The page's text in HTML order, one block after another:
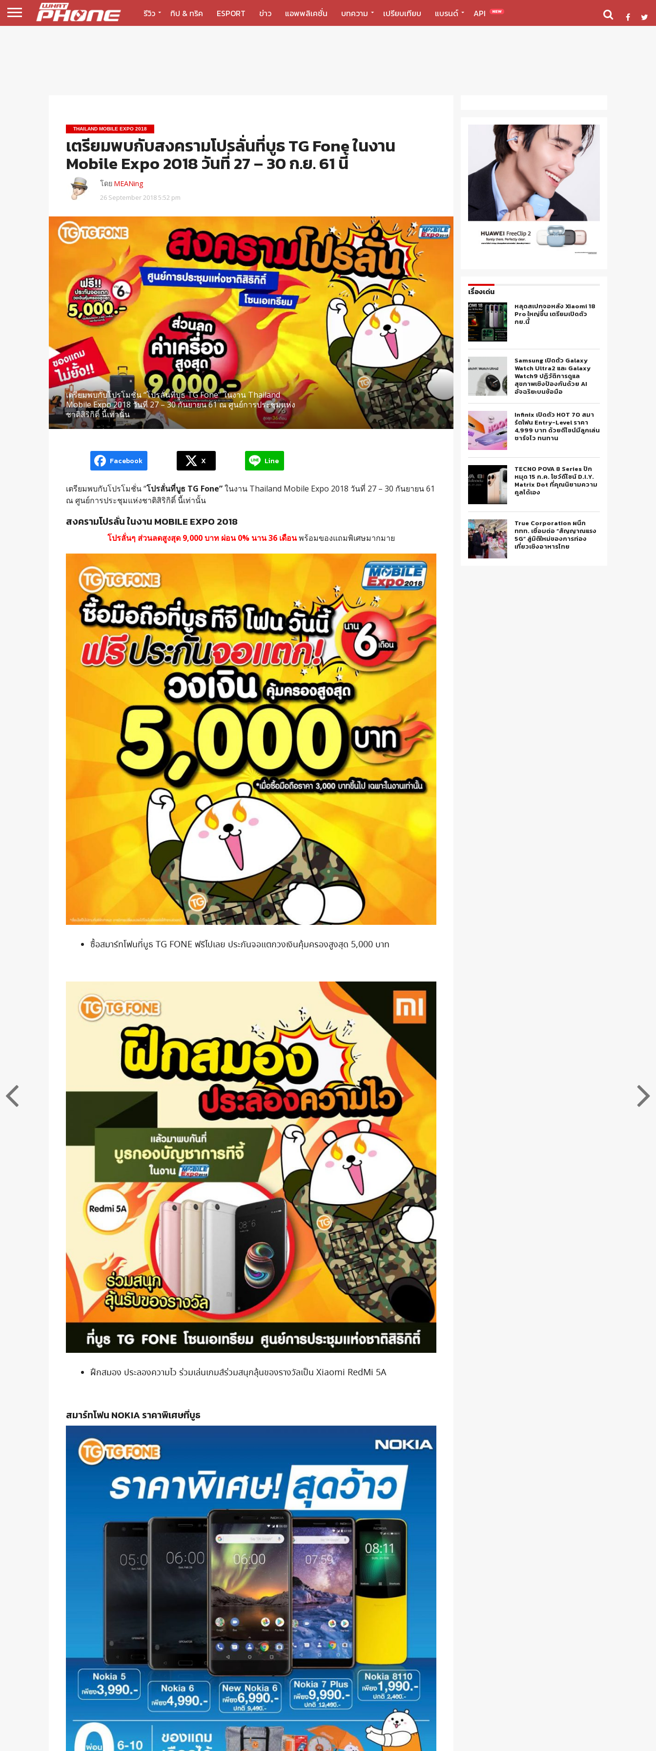
รีวิว ทิป & ทริค ESPORT ข่าว แอพพลิเคชั่น บทความ เปรียบเทียบ แบรนด์ API NEW
THAILAND MOBILE EXPO 2018
เตรียมพบกับสงครามโปรลั่นที่บูธ TG Fone ในงาน
Mobile Expo 2018 วันที่ 27 – 30 ก.ย. 61 นี้
โดย MEANing
26 September 2018 5:52 pm
เตรียมพบกับโปรโมชั่น “โปรลั่นที่บูธ TG Fone” ในงาน Thailand
Mobile Expo 2018 วันที่ 27 – 30 กันยายน 61 ณ ศูนย์การประชุมแห่ง
ชาติสิริกิติ์ นี้เท่านั้น
Facebook X Line
เตรียมพบกับโปรโมชั่น “โปรลั่นที่บูธ TG Fone”ในงาน Thailand Mobile Expo 2018 วันที่ 27 – 30 กันยายน 61
ณ ศูนย์การประชุมแห่งชาติสิริกิติ์ นี้เท่านั้น
สงครามโปรลั่น ในงาน MOBILE EXPO 2018
โปรลั่นๆ ส่วนลดสูงสุด 9,000 บาท ผ่อน 0% นาน 36 เดือนพร้อมของแถมพิเศษมากมาย
ซื้อสมาร์ทโฟนที่บูธ TG FONE ฟรีไปเลย ประกันจอแตกวงเงินคุ้มครองสูงสุด 5,000 บาท
ฝึกสมอง ประลองความไว ร่วมเล่นเกมส์ร่วมสนุกลุ้นของรางวัลเป็น Xiaomi RedMi 5A
สมาร์ทโฟน NOKIA ราคาพิเศษที่บูธ
เรื่องเด่น
หลุดสเปกจอหลัง Xiaomi 18
Pro ใหญ่ขึ้น เตรียมเปิดตัว
กย.นี้
Samsung เปิดตัว Galaxy
Watch Ultra2 และ Galaxy
Watch9 ปฏิวัติการดูแล
สุขภาพเชิงป้องกันด้วย AI
อัจฉริยะบนข้อมือ
Infinix เปิดตัว HOT 70 สมา
ร์ตโฟน Entry-Level ราคา
4,999 บาท ด้วยดีไซน์มีลูกเล่น
ชาร์จไว ทนทาน
TECNO POVA 8 Series ปัก
หมุด 15 ก.ค. โชว์ดีไซน์ D.I.Y.
Matrix Dot ที่คุณนิยามความ
คูลได้เอง
True Corporation ผนึก
ททท. เชื่อมต่อ “สัญญาณแรง
5G” สู่มิติใหม่ของการท่อง
เที่ยวเชิงอาหารไทย